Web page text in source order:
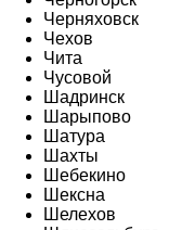
Черняховск
Чехов
Чита
Чусовой
Шадринск
Шарыпово
Шатура
Шахты
Шебекино
Шексна
Шелехов